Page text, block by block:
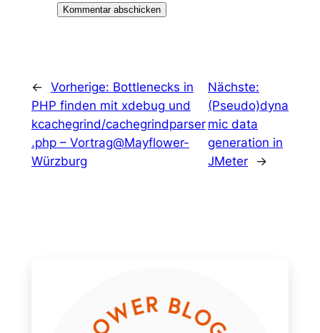
← Vorherige: Bottlenecks in
PHP finden mit xdebug und
kcachegrind/cachegrindparser
.php – Vortrag@Mayflower-
Würzburg
Nächste:
(Pseudo)dyna
mic data
generation in
JMeter
→